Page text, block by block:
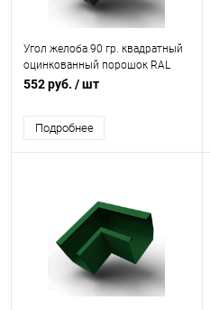
Угол желоба 90 гр. квадратный
оцинкованный порошок RAL
6006
552 руб. / шт
Подробнее